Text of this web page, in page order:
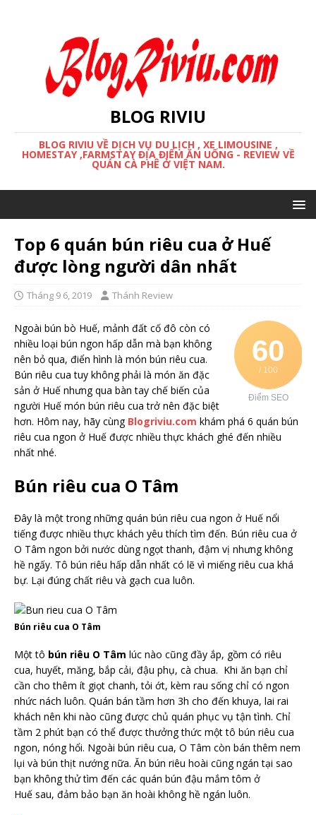
BLOG RIVIU
BLOG RIVIU VỀ DỊCH VỤ DU LỊCH , XE LIMOUSINE ,
HOMESTAY ,FARMSTAY ĐỊA ĐIỂM ĂN UỐNG - REVIEW VỀ
QUÁN CÀ PHÊ Ở VIỆT NAM.
Top 6 quán bún riêu cua ở Huế
được lòng người dân nhất
Tháng 9 6, 2019 Thánh Review
60
/ 100
Điểm SEO
Ngoài bún bò Huế, mảnh đất cố đô còn có
nhiều loại bún ngon hấp dẫn mà bạn không
nên bỏ qua, điển hình là món bún riêu cua.
Bún riêu cua tuy không phải là món ăn đặc
sản ở Huế nhưng qua bàn tay chế biến của
người Huế món bún riêu cua trở nên đặc biệt
hơn. Hôm nay, hãy cùng Blogriviu.com khám phá 6 quán bún
riêu cua ngon ở Huế được nhiều thực khách ghé đến nhiều
nhất nhé.
Bún riêu cua O Tâm
Đây là một trong những quán bún riêu cua ngon ở Huế nổi
tiếng được nhiều thực khách yêu thích tìm đến. Bún riêu cua ở
O Tâm ngon bởi nước dùng ngọt thanh, đậm vị nhưng không
hề ngấy. Tô bún riêu hấp dẫn nhất có lẽ vì miếng riêu cua khá
bự. Lại đúng chất riêu và gạch cua luôn.
Bún riêu cua O Tâm
Một tô bún riêu O Tâm lúc nào cũng đầy ắp, gồm có riêu
cua, huyết, măng, bắp cải, đậu phụ, cà chua. Khi ăn bạn chỉ
cần cho thêm ít giọt chanh, tỏi ớt, kèm rau sống chỉ có ngon
nhức nách luôn. Quán bán tầm hơn 3h cho đến khuya, lai rai
khách nên khi nào cũng được chủ quán phục vụ tận tình. Chỉ
tầm 2 phút bạn có thể được thưởng thức một tô bún riêu cua
ngon, nóng hổi. Ngoài bún riêu cua, O Tâm còn bán thêm nem
lụi và bún thịt nướng nữa. Ăn bún riêu hoài cũng ngán tại sao
bạn không thử tìm đến các quán bún đậu mắm tôm ở
Huế sau, đảm bảo bạn ăn hoài không hề ngán luôn.